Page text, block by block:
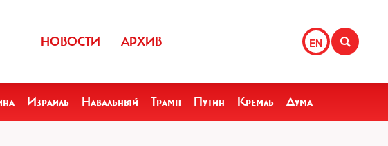
EN
НОВОСТИ АРХИВ
Израиль Навальный Трамп Путин Кремль Дума